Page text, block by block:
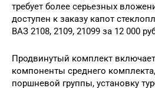
требует более серьезных
доступен к заказу капот
ВАЗ 2108, 2109, 21099 за 12 000
Продвинутый комплект
компоненты среднего
поршневой группы, установку